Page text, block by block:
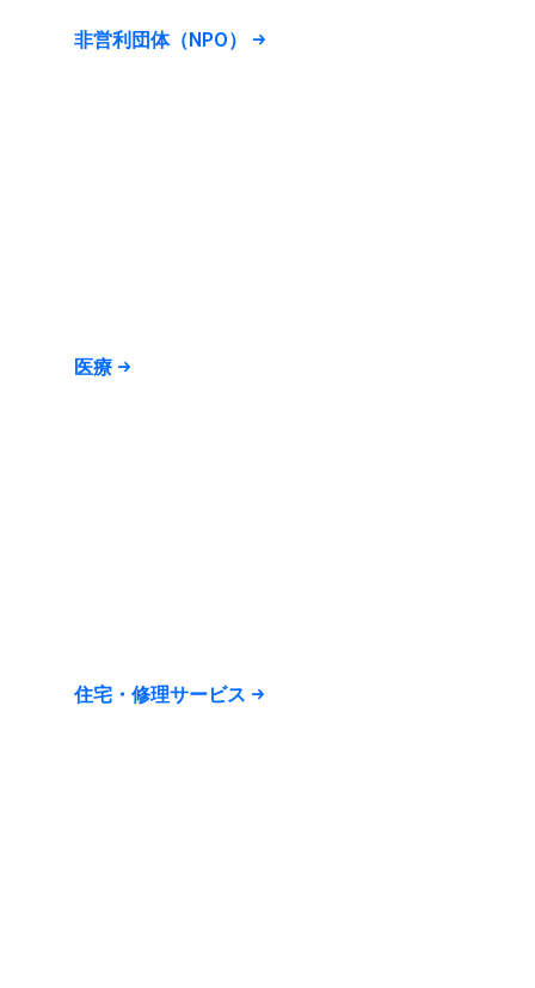
非営利団体​（NPO）
医療
住宅・修理サービス